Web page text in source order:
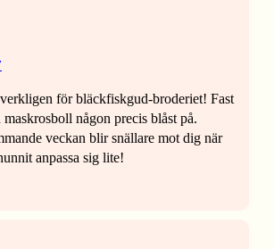
för bläckfiskgud-broderiet! Fast
maskrosboll någon precis blåst på.
veckan blir snällare mot dig när
anpassa sig lite!